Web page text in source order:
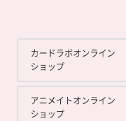
カードラボオンライン
ショップ
アニメイトオンライン
ショップ